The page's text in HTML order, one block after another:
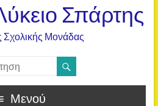
Σπάρτης
Σχολικής Μονάδας
Μενού